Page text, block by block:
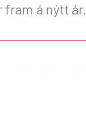
fram á nýtt ár.